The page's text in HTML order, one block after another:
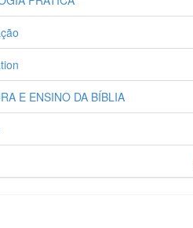
E ENSINO DA BÍBLIA